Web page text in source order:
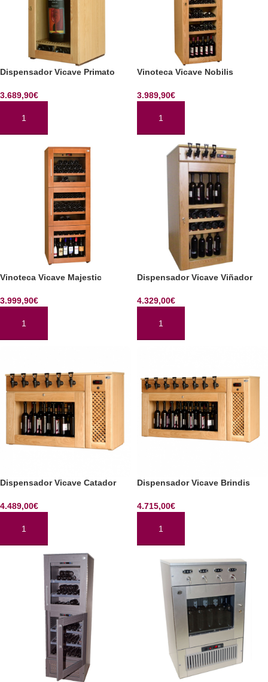
Dispensador Vicave Primato
3.689,90€
AÑADIR AL CARRITO
Vinoteca Vicave Nobilis
3.989,90€
AÑADIR AL CARRITO
Vinoteca Vicave Majestic
3.999,90€
AÑADIR AL CARRITO
Dispensador Vicave Viñador
4.329,00€
AÑADIR AL CARRITO
Dispensador Vicave Catador
4.489,00€
AÑADIR AL CARRITO
Dispensador Vicave Brindis
4.715,00€
AÑADIR AL CARRITO